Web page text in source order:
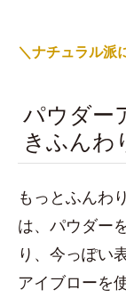
＼ナチュラル派
パウダー
きふんわ
もっとふんわ
は、パウダー
り、今っぽい
アイブローを